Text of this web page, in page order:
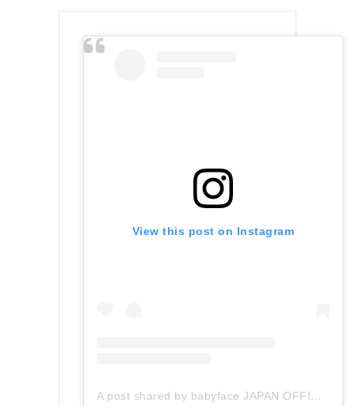
View this post on Instagram
A post shared by babyface JAPAN OFFICIAL (@babyface_japan)